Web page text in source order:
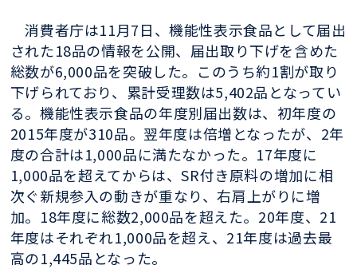
消費者庁は11月7日、機能性表示食品として届出
された18品の情報を公開、届出取り下げを含めた
総数が6,000品を突破した。このうち約1割が取り
下げられており、累計受理数は5,402品となってい
る。機能性表示食品の年度別届出数は、初年度の
2015年度が310品。翌年度は倍増となったが、2年
度の合計は1,000品に満たなかった。17年度に
1,000品を超えてからは、SR付き原料の増加に相
次ぐ新規参入の動きが重なり、右肩上がりに増
加。18年度に総数2,000品を超えた。20年度、21
年度はそれぞれ1,000品を超え、21年度は過去最
高の1,445品となった。